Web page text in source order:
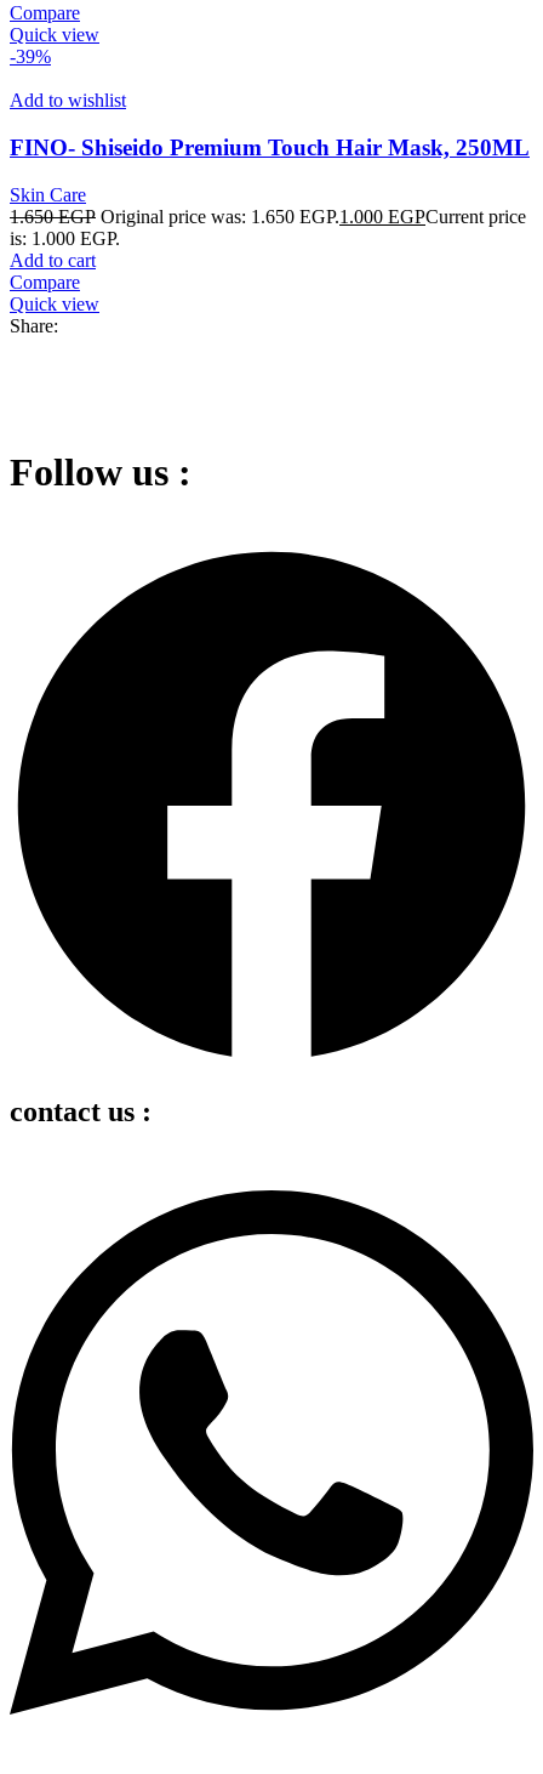
Compare
Quick view
-39%
Add to wishlist
FINO- Shiseido Premium Touch Hair Mask, 250ML
Skin Care
1.650EGP Original price was: 1.650 EGP.1.000 EGPCurrent price
is: 1.000 EGP.
Add to cart
Compare
Quick view
Share:
Follow us :
contact us :